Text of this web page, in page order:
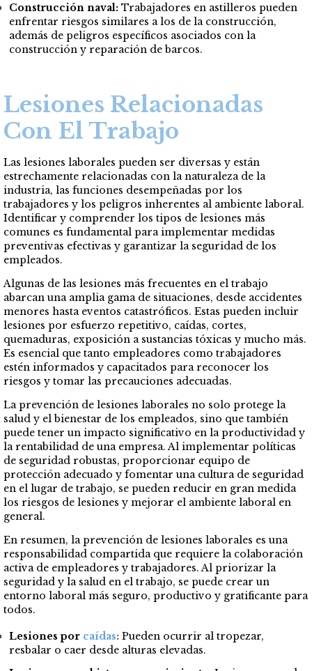
Construcción naval: Trabajadores en astilleros pueden
enfrentar riesgos similares a los de la construcción,
además de peligros específicos asociados con la
construcción y reparación de barcos.
Lesiones Relacionadas
Con El Trabajo
Las lesiones laborales pueden ser diversas y están
estrechamente relacionadas con la naturaleza de la
industria, las funciones desempeñadas por los
trabajadores y los peligros inherentes al ambiente laboral.
Identificar y comprender los tipos de lesiones más
comunes es fundamental para implementar medidas
preventivas efectivas y garantizar la seguridad de los
empleados.
Algunas de las lesiones más frecuentes en el trabajo
abarcan una amplia gama de situaciones, desde accidentes
menores hasta eventos catastróficos. Estas pueden incluir
lesiones por esfuerzo repetitivo, caídas, cortes,
quemaduras, exposición a sustancias tóxicas y mucho más.
Es esencial que tanto empleadores como trabajadores
estén informados y capacitados para reconocer los
riesgos y tomar las precauciones adecuadas.
La prevención de lesiones laborales no solo protege la
salud y el bienestar de los empleados, sino que también
puede tener un impacto significativo en la productividad y
la rentabilidad de una empresa. Al implementar políticas
de seguridad robustas, proporcionar equipo de
protección adecuado y fomentar una cultura de seguridad
en el lugar de trabajo, se pueden reducir en gran medida
los riesgos de lesiones y mejorar el ambiente laboral en
general.
En resumen, la prevención de lesiones laborales es una
responsabilidad compartida que requiere la colaboración
activa de empleadores y trabajadores. Al priorizar la
seguridad y la salud en el trabajo, se puede crear un
entorno laboral más seguro, productivo y gratificante para
todos.
Lesiones por caídas: Pueden ocurrir al tropezar,
resbalar o caer desde alturas elevadas.